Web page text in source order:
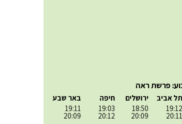
פרשת ראה
תל אביב
19:12
20:11
ירושלים
18:50
20:09
חיפה
19:03
20:12
באר שבע
19:11
20:09